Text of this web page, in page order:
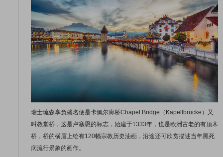
瑞士琉森享负盛名便是卡佩尔廊桥Chapel Bridge（Kapellbrücke）又
叫教堂桥，这是卢塞恩的标志，始建于1333年，也是欧洲古老的有顶木
桥，桥的横眉上绘有120幅宗教历史油画，沿途还可欣赏描述当年黑死
病流行景象的画作。